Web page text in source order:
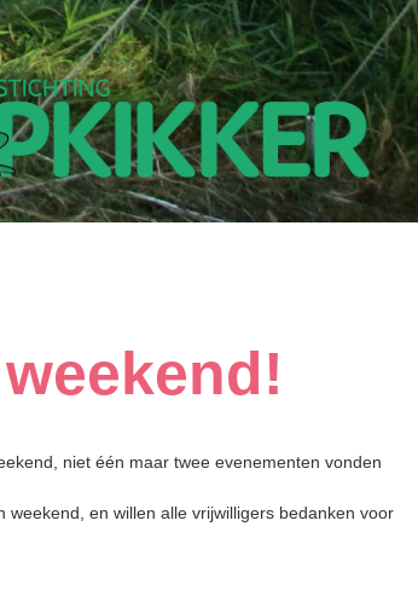
niet één maar twee evenementen vonden
weekend, en willen alle vrijwilligers bedanken voor